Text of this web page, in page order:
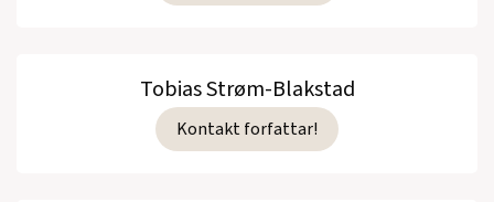
Tobias Strøm-Blakstad
Kontakt forfattar!